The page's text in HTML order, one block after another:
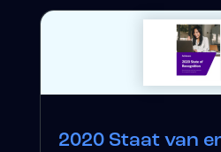
2020 Staat van